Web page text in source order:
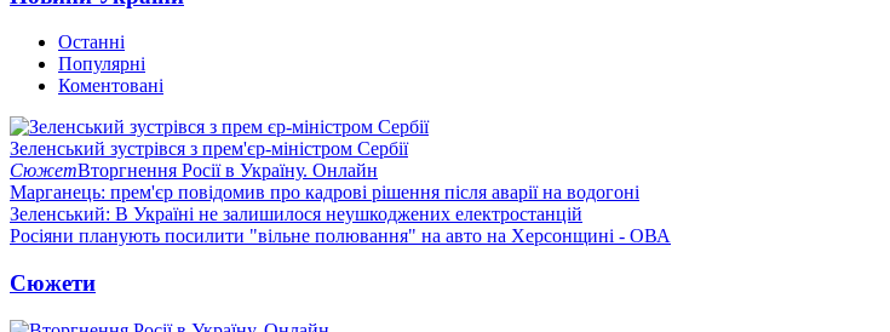
Останні
Популярні
Коментовані
Зеленський зустрівся з прем'єр-міністром Сербії
СюжетВторгнення Росії в Україну. Онлайн
Марганець: прем'єр повідомив про кадрові рішення після аварії на водогоні
Зеленський: В Україні не залишилося неушкоджених електростанцій
Росіяни планують посилити "вільне полювання" на авто на Херсонщині - ОВА
Сюжети